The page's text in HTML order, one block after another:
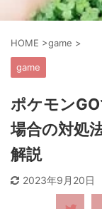
HOME >game >
game
ポケモン
場合の対処
解説
2023年9月20日